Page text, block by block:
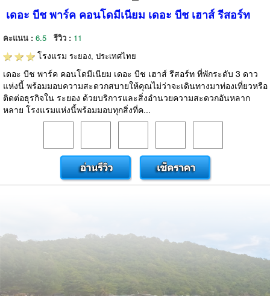
เดอะ บีช พาร์ค คอนโดมีเนียม เดอะ บีช เฮาส์ รีสอร์ท
คะแนน : 6.5 รีวิว : 11
โรงแรม ระยอง, ประเทศไทย
เดอะ บีช พาร์ค คอนโดมีเนียม เดอะ บีช เฮาส์ รีสอร์ท ที่พักระดับ 3 ดาว
แห่งนี้ พร้อมมอบความสะดวกสบายให้คุณไม่ว่าจะเดินทางมาท่องเที่ยวหรือ
ติดต่อธุรกิจใน ระยอง ด้วยบริการและสิ่งอำนวยความสะดวกอันหลาก
หลาย โรงแรมแห่งนี้พร้อมมอบทุกสิ่งที่ค...